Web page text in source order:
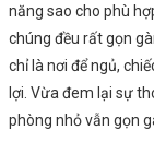
năng sao cho phù
chúng đều rất gọn
chỉ là nơi để ngủ,
lợi. Vừa đem lại sự
phòng nhỏ vẫn gọn